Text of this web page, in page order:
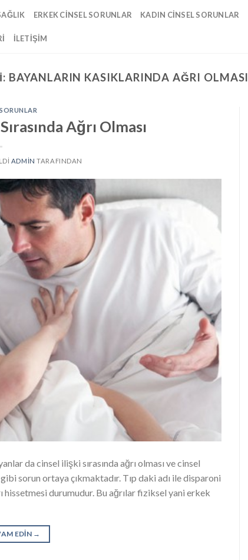
ERKEK CINSEL SORUNLAR KADIN CINSEL SORUNLAR
İLETIŞIM
BAYANLARIN KASIKLARINDA AĞRI OLMASI
Ağrı Olması
ADMIN TARAFINDAN
da cinsel ilişki sırasında ağrı olması ve cinsel
sorun ortaya çıkmaktadır. Tıp daki adı ile disparoni
hissetmesi durumudur. Bu ağrılar fiziksel yani erkek
EDIN →